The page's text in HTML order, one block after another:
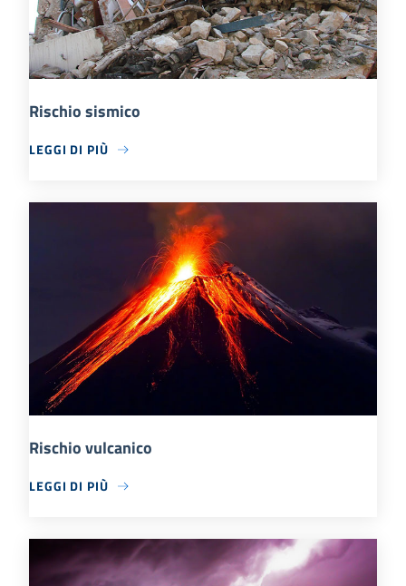
Rischio sismico
LEGGI DI PIÙ
Rischio vulcanico
LEGGI DI PIÙ